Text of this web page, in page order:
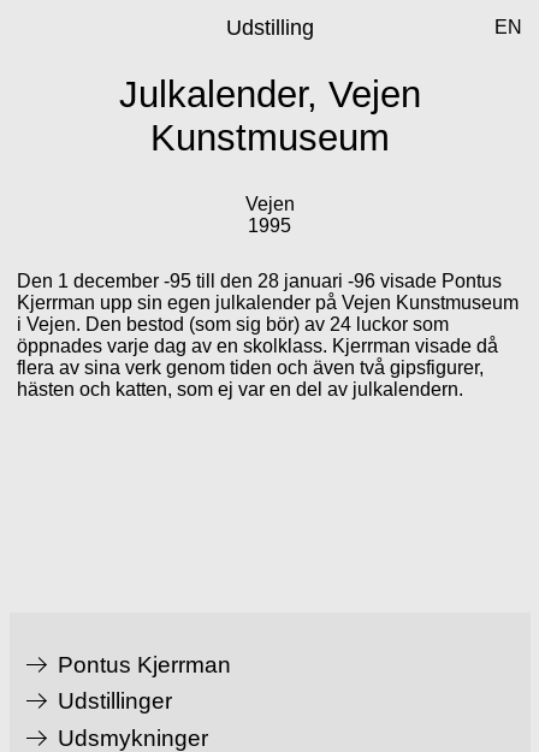
Udstilling EN
Julkalender, Vejen
Kunstmuseum
Vejen
1995
Den 1 december -95 till den 28 januari -96 visade Pontus
Kjerrman upp sin egen julkalender på Vejen Kunstmuseum
i Vejen. Den bestod (som sig bör) av 24 luckor som
öppnades varje dag av en skolklass. Kjerrman visade då
flera av sina verk genom tiden och även två gipsfigurer,
hästen och katten, som ej var en del av julkalendern.
Pontus Kjerrman
Udstillinger
Udsmykninger